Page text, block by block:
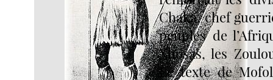
Chaka, chef
peuples de
Xhosas, les
Le texte de